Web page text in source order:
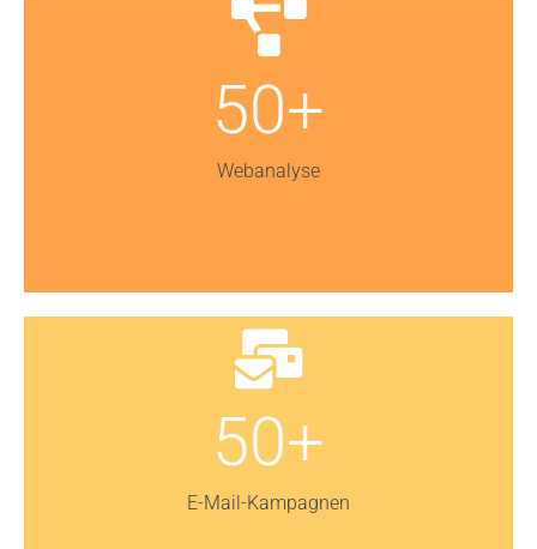
50+
Webanalyse
50+
E-Mail-Kampagnen